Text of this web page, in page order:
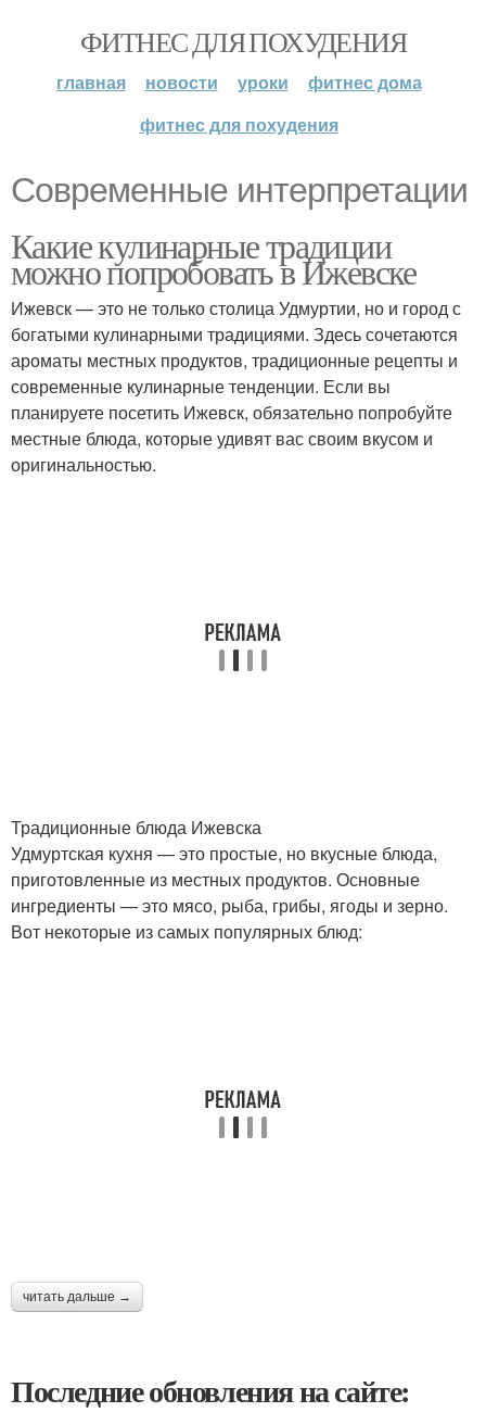
ФИТНЕС ДЛЯ ПОХУДЕНИЯ
главная новости уроки
фитнес дома
фитнес для похудения
Современные интерпретации
Какие кулинарные традиции
можно попробовать в Ижевске
Ижевск — это не только столица Удмуртии, но и город с
богатыми кулинарными традициями. Здесь сочетаются
ароматы местных продуктов, традиционные рецепты и
современные кулинарные тенденции. Если вы
планируете посетить Ижевск, обязательно попробуйте
местные блюда, которые удивят вас своим вкусом и
оригинальностью.
Традиционные блюда Ижевска
Удмуртская кухня — это простые, но вкусные блюда,
приготовленные из местных продуктов. Основные
ингредиенты — это мясо, рыба, грибы, ягоды и зерно.
Вот некоторые из самых популярных блюд:
читать дальше →
Последние обновления на сайте: